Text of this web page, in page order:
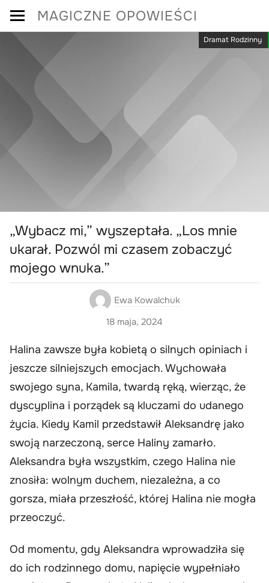
Skip
MAGICZNE OPOWIEŚCI
Dramat Rodzinny
„Wybacz mi,” wyszeptała. „Los mnie
ukarał. Pozwól mi czasem zobaczyć
mojego wnuka.”
Ewa Kowalchuk
18 maja, 2024
Halina zawsze była kobietą o silnych opiniach i
jeszcze silniejszych emocjach. Wychowała
swojego syna, Kamila, twardą ręką, wierząc, że
dyscyplina i porządek są kluczami do udanego
życia. Kiedy Kamil przedstawił Aleksandrę jako
swoją narzeczoną, serce Haliny zamarło.
Aleksandra była wszystkim, czego Halina nie
znosiła: wolnym duchem, niezależna, a co
gorsza, miała przeszłość, której Halina nie mogła
przeoczyć.
Od momentu, gdy Aleksandra wprowadziła się
do ich rodzinnego domu, napięcie wypełniało